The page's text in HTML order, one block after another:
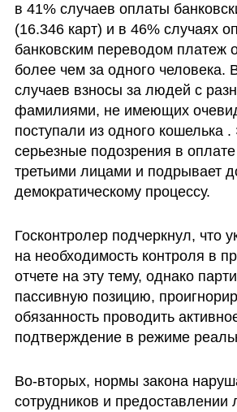
в 41% случаев оплаты
(16.346 карт) и в 46% случаях
банковским переводом платеж
более чем за одного человека.
случаев взносы за людей с
фамилиями, не имеющих
поступали из одного кошелька
серьезные подозрения в
третьими лицами и подрывает
демократическому процессу.
Госконтролер подчеркнул, что
на необходимость контроля в
отчете на эту тему, однако
пассивную позицию,
обязанность проводить
подтверждение в режиме
Во-вторых, нормы закона
сотрудников и предоставлении